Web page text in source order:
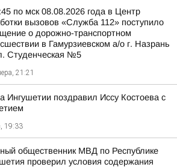
по мск 08.08.2026 года в Центр
вызовов «Служба 112» поступило
о дорожно-транспортном
в Гамурзиевском а/о г. Назрань
Студенческая №5
21:21
Ингушетии поздравил Иссу Костоева с
19:33
общественник МВД по Республике
проверил условия содержания